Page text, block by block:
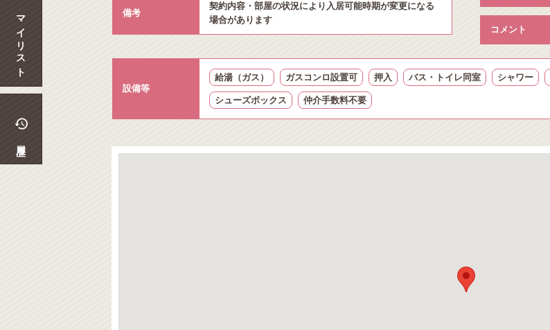
備考
契約内容・部屋の状況により入居可能時期が変更になる
場合があります
コメント
設備等
給湯（ガス） ガスコンロ設置可 押入 バス・トイレ同室 シャワー
シューズボックス 仲介手数料不要
マイリスト